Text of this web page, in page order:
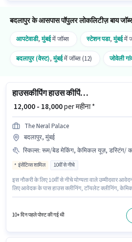
बदलापुर के आसपास पॉपुलर लोकलिटीज़ बाय
आपटेवाडी,मुंबईमें जॉब्स स्टेशन पडा,मुंबईमें
बदलापुर (वेस्ट),मुंबईमें जॉब्स (12) जोवेली
हाउसकीपिंग हाउस कीपिंग स्टाफ
₹ 12,000 - 18,000per महीना *
The Neral Palace
बदलापुर, मुंबई
स्किल्स: रूम/बेड मेकिंग, केमिकल यूज़, डस्टिंग/ क्लीनिंग, टॉयलेट
इंसेंटिव्स शामिल 10वीं से नीचे
इस नौकरी के लिए 10वीं से नीचे योग्यता वाले उम्मीदवार
लिए आवेदक के पास हाउस क्लीनिंग, टॉयलेट क्लीनिंग,
कंपनी की नीतियों के अनुसार दिए जा सकते हैं। The Neral
हाउस कीपिंग स्टाफ के रूप में जुड़ें। इस भूमिका में Fixed +
10+ दिन पहले पोस्ट की गई थी